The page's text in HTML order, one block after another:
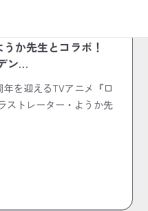
うか先生とコラボ！
ン…
年を迎えるTVアニメ『ロ
ストレーター・ようか先